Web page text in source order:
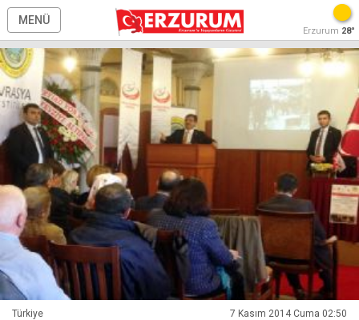
MENÜ
Erzurum 28°
Türkiye 7 Kasım 2014 Cuma 02:50